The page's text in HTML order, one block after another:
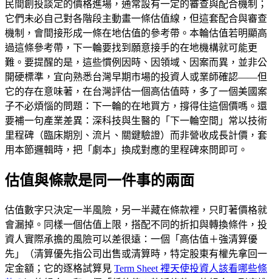
民間創投談定的價格進場，通常設有一定的審查與配合機制；
它們未必自己對各階段主動畫一條估值線，但這套配合與審查
機制，會間接形成一條在地估值的參考帶。本輪估值若明顯高
過這條參考帶，下一輪要找到願意接手的在地機構就可能更
難。要提醒的是，這些慣例因時、因領域、因案而異，並非公
開硬標準，宜向熟悉台灣早期市場的投資人或業師確認——但
它的存在意味著，在台灣評估一個高估值時，多了一個美國案
子不必煩惱的問題：下一輪的在地買方，撐得住這個價嗎。還
要補一句產業差異：深科技與生醫的「下一輪空間」常以技術
里程碑（臨床期別、流片、關鍵驗證）而非營收成長計價，套
用本節邏輯時，把「劇本」換成對應的里程碑來問即可。
估值與條款是同一件事的兩面
估值數字只決定一半風險，另一半藏在條款裡，只盯著價格就
會漏掉。同樣一個估值上限，搭配不同的折扣與轉換條件，投
資人實際承擔的風險可以差很遠：一個「高估值＋強清算優
先」（清算優先指公司出售或清算時，特定股東有權先拿回一
定金額；它的逐格試算見 Term Sheet 裡天使投資人該看哪些條